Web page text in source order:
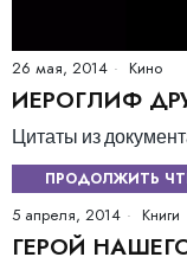
26 мая, 2014 Кино
ИЕРОГЛИФ
Цитаты из
ПРОДОЛЖИТЬ
5 апреля, 2014 Книги
ГЕРОЙ